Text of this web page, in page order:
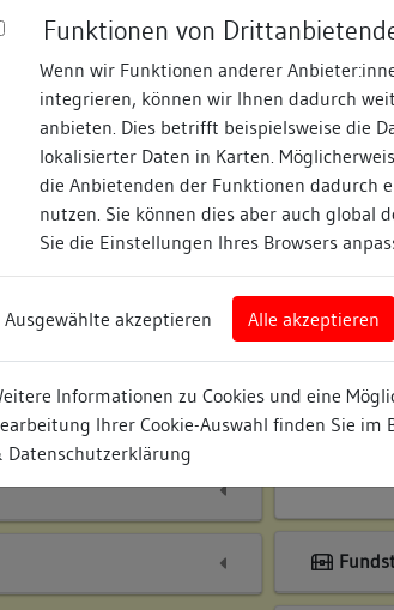
Funktionen von
Wenn wir Funktionen anderer
integrieren, können wir Ihnen dadurch
anbieten. Dies betrifft beispielsweise die
lokalisierter Daten in Karten.
die Anbietenden der Funktionen dadurch
nutzen. Sie können dies aber auch global
Sie die Einstellungen Ihres Browsers
Ausgewählte akzeptieren Alle akzeptieren
Informationen zu Cookies und eine
Ihrer Cookie-Auswahl finden Sie im
Datenschutzerklärung
Häuserbuch
Literaturrecherche zu
und
für den
der historischen
Besigheim.
Bestandserfassung
Besigheim
Straße:
Stadt-
Wohnplatz:
Kreis: